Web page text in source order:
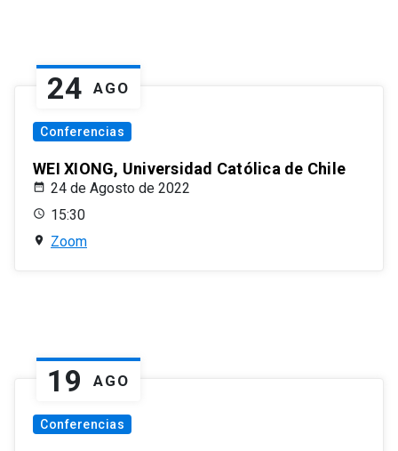
24 AGO
Conferencias
WEI XIONG, Universidad Católica de Chile
24 de Agosto de 2022
15:30
Zoom
19 AGO
Conferencias